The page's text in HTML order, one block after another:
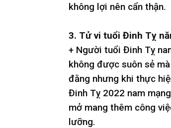
không lợi nên cẩn thận.
3. Tử vi tuổi Đinh Tỵ
+ Người tuổi Đinh Tỵ
không được suôn sẻ
đằng nhưng khi thực
Đinh Tỵ 2022 nam
mở mang thêm công
lưỡng.